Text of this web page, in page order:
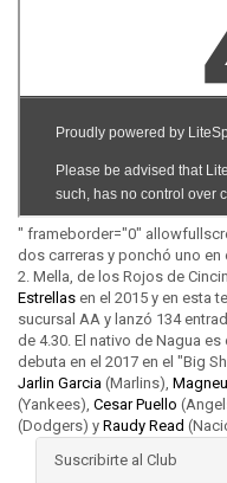
" frameborder="0"
dos carreras y ponchó uno
2. Mella, de los Rojos de
Estrellas en el 2015 y en esta
sucursal AA y lanzó 134
de 4.30. El nativo de Nagua
debuta en el 2017 en el "Big
Jarlin Garcia (Marlins),
(Yankees), Cesar Puello
(Dodgers) y Raudy Read
Suscribirte al Club